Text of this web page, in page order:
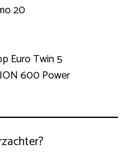
20
Euro Twin 5
600 Power